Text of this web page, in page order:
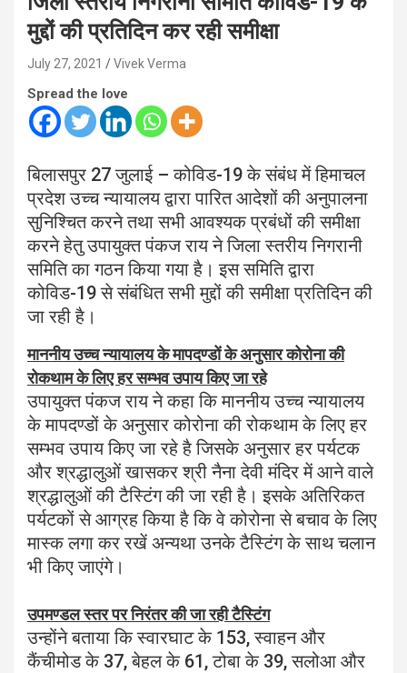
मुद्दों की प्रतिदिन कर रही समीक्षा
July 27, 2021 Vivek Verma
Spread the love
बिलासपुर 27 जुलाई – कोविड-19 के संबंध में हिमाचल
प्रदेश उच्च न्यायालय द्वारा पारित आदेशों की अनुपालना
सुनिश्चित करने तथा सभी आवश्यक प्रबंधों की समीक्षा
करने हेतु उपायुक्त पंकज राय ने जिला स्तरीय निगरानी
समिति का गठन किया गया है। इस समिति द्वारा
कोविड-19 से संबंधित सभी मुद्दों की समीक्षा प्रतिदिन की
जा रही है।
माननीय उच्च न्यायालय के मापदण्डों के अनुसार कोरोना की
रोकथाम के लिए हर सम्भव उपाय किए जा रहे
उपायुक्त पंकज राय ने कहा कि माननीय उच्च न्यायालय
के मापदण्डों के अनुसार कोरोना की रोकथाम के लिए हर
सम्भव उपाय किए जा रहे है जिसके अनुसार हर पर्यटक
और श्रद्धालुओं खासकर श्री नैना देवी मंदिर में आने वाले
श्रद्धालुओं की टैस्टिंग की जा रही है। इसके अतिरिकत
पर्यटकों से आग्रह किया है कि वे कोरोना से बचाव के लिए
मास्क लगा कर रखें अन्यथा उनके टैस्टिंग के साथ चलान
भी किए जाएंगे।
उपमण्डल स्तर पर निरंतर की जा रही टैस्टिंग
उन्होंने बताया कि स्वारघाट के 153, स्वाहन और
कैंचीमोड के 37, बेहल के 61, टोबा के 39, सलोआ और